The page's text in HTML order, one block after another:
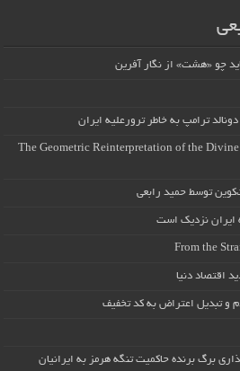
چو «هشت» از نگار آفرین
ترامپ به خاطر ترورعلیه ایران
The Geometric Reinterpretation of the
توسط حمید رابعی
ایران نزدیک است
From the
اقتصاد دنیا
و تبدیل اعتراض به کد تخفیف
برگ برنده حاکمیت تنگه هرمز به ایرانیان